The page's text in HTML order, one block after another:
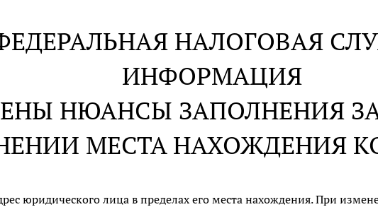
НАЛОГОВАЯ
ИНФОРМАЦИЯ
НЮАНСЫ ЗАПОЛНЕНИЯ
МЕСТА НАХОЖДЕНИЯ
юридического лица в пределах его места нахождения. При